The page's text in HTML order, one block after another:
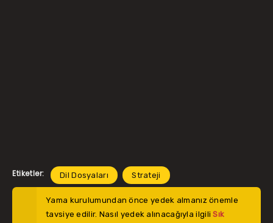
Etiketler: Dil Dosyaları Strateji
Yama kurulumundan önce yedek almanız önemle
tavsiye edilir. Nasıl yedek alınacağıyla ilgiliSık